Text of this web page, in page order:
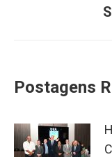
Postagens